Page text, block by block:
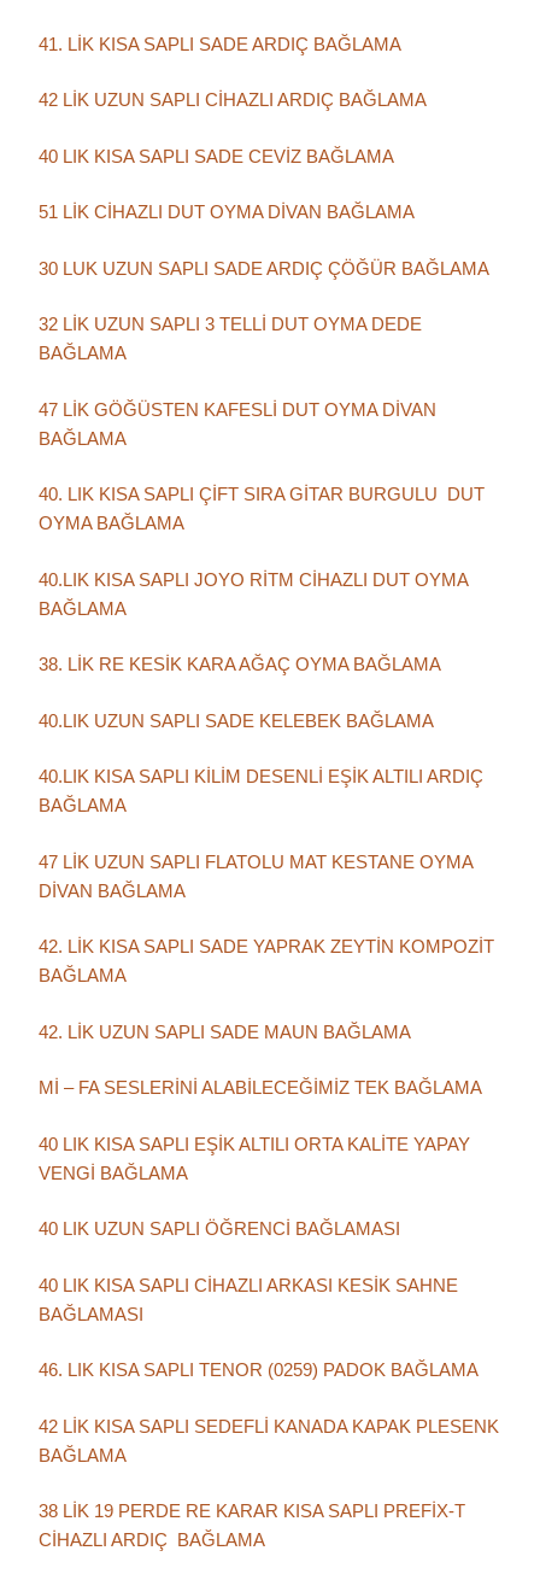
41. LİK KISA SAPLI SADE ARDIÇ BAĞLAMA
42 LİK UZUN SAPLI CİHAZLI ARDIÇ BAĞLAMA
40 LIK KISA SAPLI SADE CEVİZ BAĞLAMA
51 LİK CİHAZLI DUT OYMA DİVAN BAĞLAMA
30 LUK UZUN SAPLI SADE ARDIÇ ÇÖĞÜR BAĞLAMA
32 LİK UZUN SAPLI 3 TELLİ DUT OYMA DEDE
BAĞLAMA
47 LİK GÖĞÜSTEN KAFESLİ DUT OYMA DİVAN
BAĞLAMA
40. LIK KISA SAPLI ÇİFT SIRA GİTAR BURGULU DUT
OYMA BAĞLAMA
40.LIK KISA SAPLI JOYO RİTM CİHAZLI DUT OYMA
BAĞLAMA
38. LİK RE KESİK KARA AĞAÇ OYMA BAĞLAMA
40.LIK UZUN SAPLI SADE KELEBEK BAĞLAMA
40.LIK KISA SAPLI KİLİM DESENLİ EŞİK ALTILI ARDIÇ
BAĞLAMA
47 LİK UZUN SAPLI FLATOLU MAT KESTANE OYMA
DİVAN BAĞLAMA
42. LİK KISA SAPLI SADE YAPRAK ZEYTİN KOMPOZİT
BAĞLAMA
42. LİK UZUN SAPLI SADE MAUN BAĞLAMA
Mİ – FA SESLERİNİ ALABİLECEĞİMİZ TEK BAĞLAMA
40 LIK KISA SAPLI EŞİK ALTILI ORTA KALİTE YAPAY
VENGİ BAĞLAMA
40 LIK UZUN SAPLI ÖĞRENCİ BAĞLAMASI
40 LIK KISA SAPLI CİHAZLI ARKASI KESİK SAHNE
BAĞLAMASI
46. LIK KISA SAPLI TENOR (0259) PADOK BAĞLAMA
42 LİK KISA SAPLI SEDEFLİ KANADA KAPAK PLESENK
BAĞLAMA
38 LİK 19 PERDE RE KARAR KISA SAPLI PREFİX-T
CİHAZLI ARDIÇ BAĞLAMA